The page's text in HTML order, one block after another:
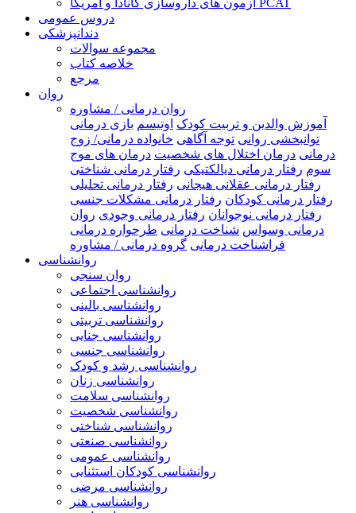
دروس عمومی
دندانپزشکی
مجموعه سوالات
خلاصه کتاب
مرجع
روان
روان درمانی / مشاوره
آموزش والدین و تربیت کودک اوتیسم بازی درمانی
توانبخشی روانی توجه آگاهی خانواده درمانی/ زوج
درمانی درمان اختلال های شخصیت درمان های موج
سوم رفتار درمانی دیالکتیکی رفتار درمانی شناختی
رفتار درمانی عقلانی هیجانی رفتار درمانی تحلیلی
رفتار درمانی کودکان رفتار درمانی مشکلات جنسی
رفتار درمانی نوجوانان رفتار درمانی وجودی روان
درمانی وسواس شناخت درمانی طرحواره درمانی
فراشناخت درمانی گروه درمانی / مشاوره
روانشناسی
روان سنجی
روانشناسی اجتماعی
روانشناسی بالینی
روانشناسی تربیتی
روانشناسی جنایی
روانشناسی جنسی
روانشناسی رشد و کودک
روانشناسی زنان
روانشناسی سلامت
روانشناسی شخصیت
روانشناسی شناختی
روانشناسی صنعتی
روانشناسی عمومی
روانشناسی کودکان استثنایی
روانشناسی مرضی
روانشناسی هنر